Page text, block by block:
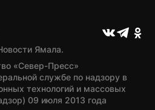
Ямала.
«Север-Пресс»
службе по надзору в
технологий и массовых
09 июля 2013 года